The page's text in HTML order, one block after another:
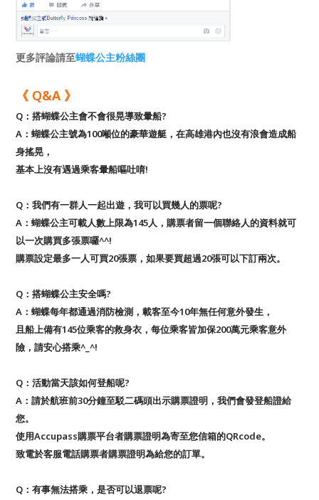
更多評論請至蝴蝶公主粉絲團
《 Q&A 》
Q：搭蝴蝶公主會不會很晃導致暈船?
A：蝴蝶公主號為100噸位的豪華遊艇，在高雄港內也沒有浪會造成船
身搖晃，
基本上沒有遇過乘客暈船嘔吐唷!
Q：我們有一群人一起出遊，我可以買幾人的票呢?
A：蝴蝶公主可載人數上限為145人，購票者留一個聯絡人的資料就可
以一次購買多張票囉^^!
購票設定最多一人可買20張票，如果要買超過20張可以下訂兩次。
Q：搭蝴蝶公主安全嗎?
A：蝴蝶每年都通過消防檢測，載客至今10年無任何意外發生，
且船上備有145位乘客的救身衣，每位乘客皆加保200萬元乘客意外
險，請安心搭乘^_^!
Q：活動當天該如何登船呢?
A：請於航班前30分鐘至駁二碼頭出示購票證明，我們會發登船證給
您。
使用Accupass購票平台者購票證明為寄至您信箱的QRcode。
致電於客服電話購票者購票證明為給您的訂單。
Q：有事無法搭乘，是否可以退票呢?